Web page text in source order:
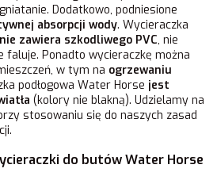
Dodatkowo, podniesione
absorpcji wody. Wycieraczka
nie zawiera szkodliwego PVC, nie
faluje. Ponadto wycieraczkę można
w tym na ogrzewaniu
podłogowa Water Horse jest
(kolory nie blakną). Udzielamy na
stosowaniu się do naszych zasad
do butów Water Horse